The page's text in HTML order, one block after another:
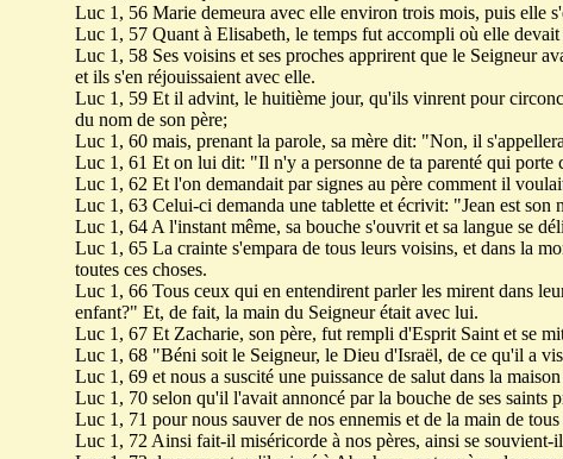
Luc 1, 56 Marie demeura avec elle environ trois mois, puis elle
Luc 1, 57 Quant à Elisabeth, le temps fut accompli où elle
Luc 1, 58 Ses voisins et ses proches apprirent que le Seigneur
et ils s'en réjouissaient avec elle.
Luc 1, 59 Et il advint, le huitième jour, qu'ils vinrent pour
du nom de son père;
Luc 1, 60 mais, prenant la parole, sa mère dit: "Non, il
Luc 1, 61 Et on lui dit: "Il n'y a personne de ta parenté qui porte
Luc 1, 62 Et l'on demandait par signes au père comment il
Luc 1, 63 Celui-ci demanda une tablette et écrivit: "Jean est son
Luc 1, 64 A l'instant même, sa bouche s'ouvrit et sa langue se
Luc 1, 65 La crainte s'empara de tous leurs voisins, et dans la
toutes ces choses.
Luc 1, 66 Tous ceux qui en entendirent parler les mirent dans
enfant?" Et, de fait, la main du Seigneur était avec lui.
Luc 1, 67 Et Zacharie, son père, fut rempli d'Esprit Saint et se
Luc 1, 68 "Béni soit le Seigneur, le Dieu d'Israël, de ce qu'il a
Luc 1, 69 et nous a suscité une puissance de salut dans la
Luc 1, 70 selon qu'il l'avait annoncé par la bouche de ses saints
Luc 1, 71 pour nous sauver de nos ennemis et de la main de
Luc 1, 72 Ainsi fait-il miséricorde à nos pères, ainsi se souvient-